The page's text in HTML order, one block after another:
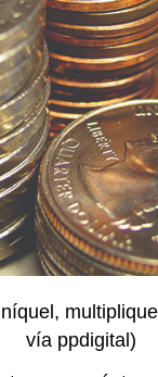
vía ppdigital)